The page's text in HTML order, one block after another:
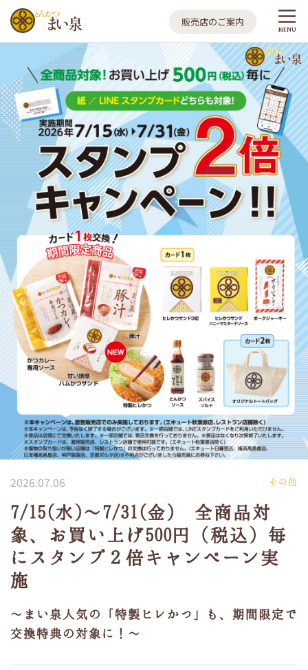
とんかつ まい泉
販売店のご案内
MENU
2026.07.06 その他
7/15(水)～7/31(金) 全商品対
象、お買い上げ500円（税込）毎
にスタンプ２倍キャンペーン実
施
～まい泉人気の「特製ヒレかつ」も、期間限定で
交換特典の対象に！～